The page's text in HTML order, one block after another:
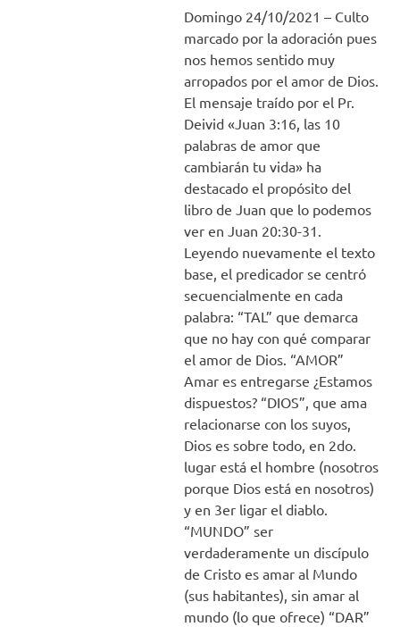
Domingo 24/10/2021 – Culto
marcado por la adoración pues
nos hemos sentido muy
arropados por el amor de Dios.
El mensaje traído por el Pr.
Deivid «Juan 3:16, las 10
palabras de amor que
cambiarán tu vida» ha
destacado el propósito del
libro de Juan que lo podemos
ver en Juan 20:30-31.
Leyendo nuevamente el texto
base, el predicador se centró
secuencialmente en cada
palabra: “TAL” que demarca
que no hay con qué comparar
el amor de Dios. “AMOR”
Amar es entregarse ¿Estamos
dispuestos? “DIOS”, que ama
relacionarse con los suyos,
Dios es sobre todo, en 2do.
lugar está el hombre (nosotros
porque Dios está en nosotros)
y en 3er ligar el diablo.
“MUNDO” ser
verdaderamente un discípulo
de Cristo es amar al Mundo
(sus habitantes), sin amar al
mundo (lo que ofrece) “DAR”